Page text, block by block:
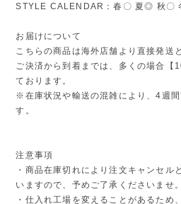
STYLE CALENDAR：春〇 夏◎ 秋〇
お届けについて
こちらの商品は海外店舗より直接発送
ご決済から到着までは、多くの場合【
ております。
※在庫状況や輸送の混雑により、4週間
す。
注意事項
・商品在庫切れにより注文キャンセル
いますので、予めご了承くださいませ。
・仕入れ工場を変えることがあるため